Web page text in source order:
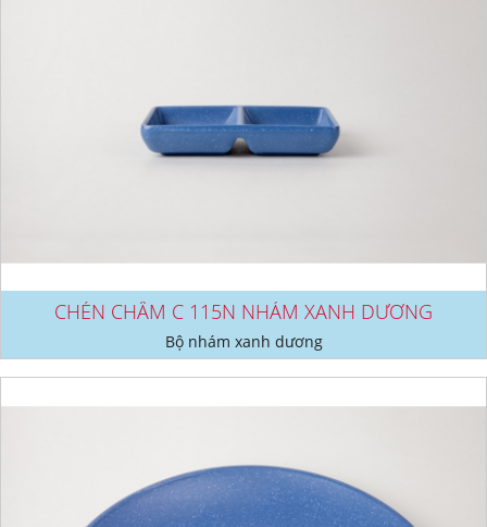
CHÉN CHẤM C 115N NHÁM XANH DƯƠNG
Bộ nhám xanh dương